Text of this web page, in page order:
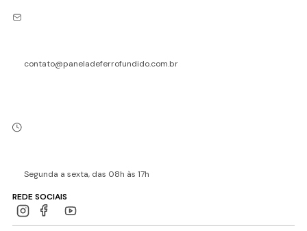
contato@paneladeferrofundido.com.br
Segunda a sexta, das 08h às 17h
REDE SOCIAIS